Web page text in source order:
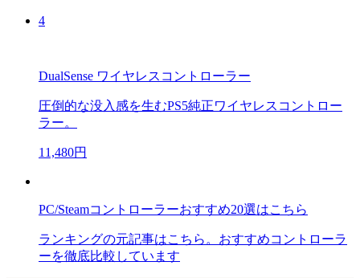
4
DualSense ワイヤレスコントローラー
圧倒的な没入感を生むPS5純正ワイヤレスコントロー
ラー。
11,480円
PC/Steamコントローラーおすすめ20選はこちら
ランキングの元記事はこちら。おすすめコントローラ
ーを徹底比較しています